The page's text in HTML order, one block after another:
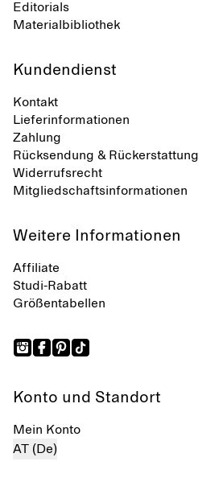
Editorials
Materialbibliothek
Kundendienst
Kontakt
Lieferinformationen
Zahlung
Rücksendung & Rückerstattung
Widerrufsrecht
Mitgliedschaftsinformationen
Weitere Informationen
Affiliate
Studi-Rabatt
Größentabellen
Konto und Standort
Mein Konto
AT (De)